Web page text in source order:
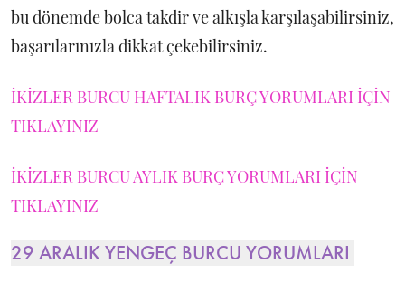
bu dönemde bolca takdir ve alkışla karşılaşabilirsiniz,
başarılarınızla dikkat çekebilirsiniz.
İKİZLER BURCU HAFTALIK BURÇ YORUMLARI İÇİN
TIKLAYINIZ
İKİZLER BURCU AYLIK BURÇ YORUMLARI İÇİN
TIKLAYINIZ
29 ARALIK YENGEÇ BURCU YORUMLARI